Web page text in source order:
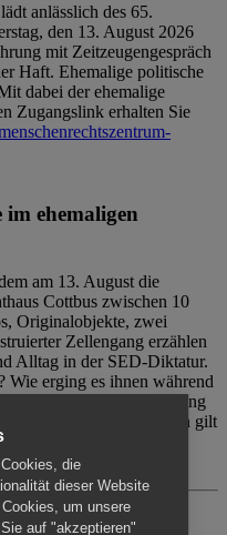
anlässlich des 65.
den 13. August 2026
mit Zeitzeugengespräch
Haft. Ehemalige politische
dabei der ehemalige
Zugangslink erhalten Sie
im ehemaligen
am 13. August die
Cottbus zwischen 10
Originalobjekte, zwei
Zellengang erzählen
Alltag in der SED-Diktatur.
Wie erging es ihnen während
individuell ohne Betreuung
Für Begleitpersonen gilt
die
dieser Website
um unsere
auf "akzeptieren"